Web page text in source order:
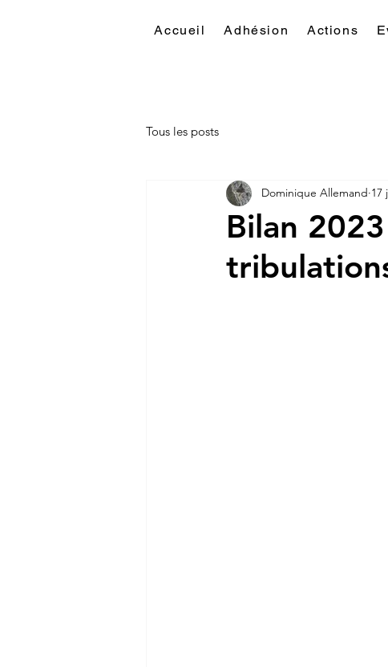
Accueil Adhésion Actions
Tous les posts
Bilan
Dominique Allemand 17